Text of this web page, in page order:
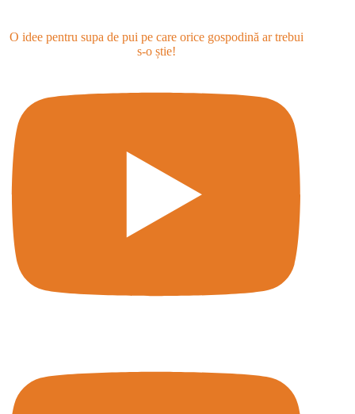
O idee pentru supa de pui pe care orice gospodină ar trebui
s-o știe!